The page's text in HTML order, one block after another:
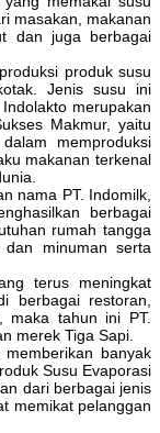
masakan, makanan
dan juga berbagai
produk susu
Jenis susu ini
merupakan
Makmur, yaitu
memproduksi
makanan terkenal
nama PT. Indomilk,
berbagai
rumah tangga
dan minuman serta
terus meningkat
berbagai restoran,
maka tahun ini PT.
merek Tiga Sapi.
banyak
Susu Evaporasi
dari berbagai jenis
memikat pelanggan